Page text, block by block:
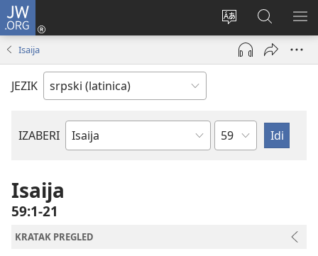
JW.ORG
Promeni
jezik
sajta
Prijava
(otvara
prozor)
Pretraga
sajta
JW.ORG
Isaija
JEZIK
IZABERI
Biblijska
Poglavlje
Isaija
59:1-21
KRATAK PREGLED